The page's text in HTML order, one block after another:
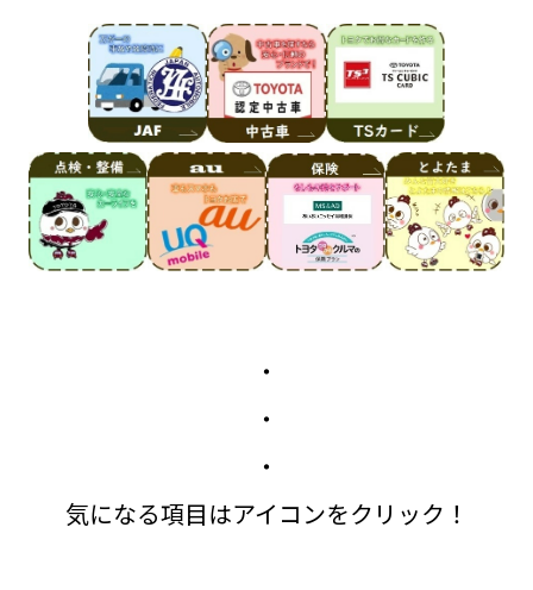
・
・
・
気になる項目はアイコンをクリック！